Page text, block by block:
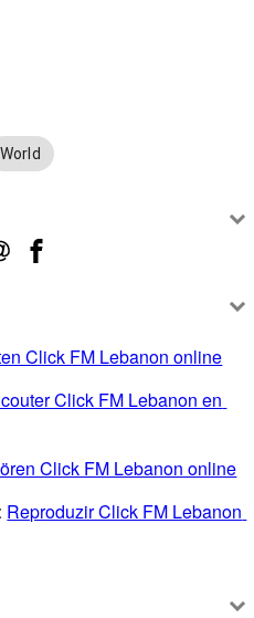
World
Click FM Lebanon online
Click FM Lebanon en
Click FM Lebanon online
Reproduzir Click FM Lebanon